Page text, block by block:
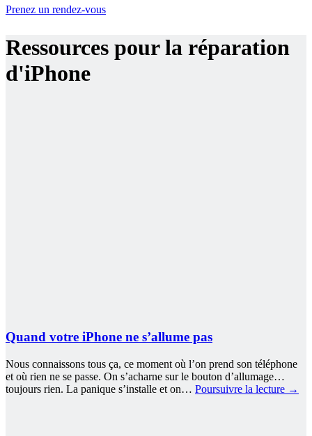
Prenez un rendez-vous
Ressources pour la réparation
d'iPhone
Quand votre iPhone ne s’allume pas
Nous connaissons tous ça, ce moment où l’on prend son téléphone
et où rien ne se passe. On s’acharne sur le bouton d’allumage…
toujours rien. La panique s’installe et on… Poursuivre la lecture →